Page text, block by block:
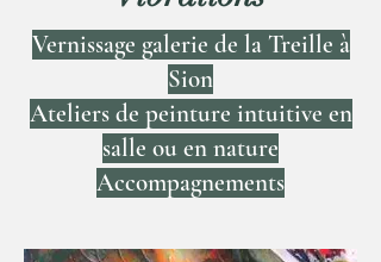
Vernissage galerie de la Treille à
Sion
Ateliers de peinture intuitive en
salle ou en nature
Accompagnements